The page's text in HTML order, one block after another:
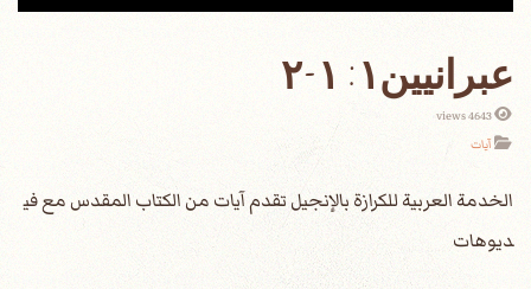
عبرانيين١: ١-٢
4643 views
آيات
الخدمة العربية للكرازة بالإنجيل تقدم آيات من الكتاب المقدس مع في
ديوهات